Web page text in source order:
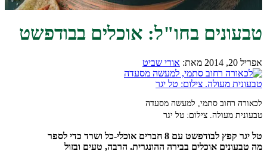
טבעונים בחו"ל: אוכלים בבודפשט
אפריל 20, 2014 מאת: אורי שביט
לכאורה רחוב סתמי, למעשה מסעדה
טבעונית מעולה. צילום: טל יגר
טל יגר קפץ לבודפשט עם 8 חברים אוכלי-כל ושרד כדי לספר
מה טבעונים אוכלים בבירה ההונגרית. הרבה, טעים ובזול